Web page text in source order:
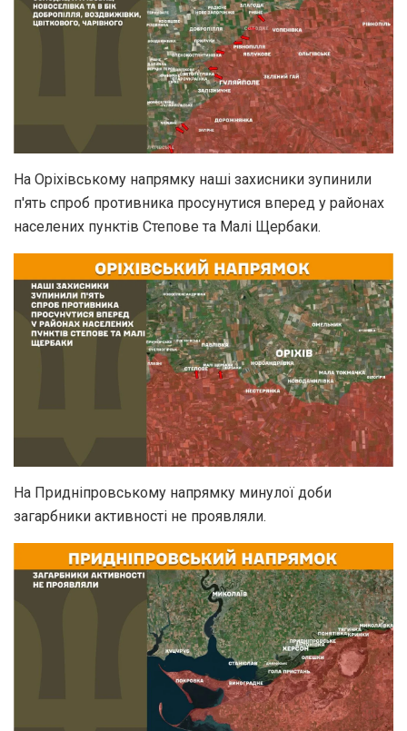
На Оріхівському напрямку наші захисники зупинили
п'ять спроб противника просунутися вперед у районах
населених пунктів Степове та Малі Щербаки.
На Придніпровському напрямку минулої доби
загарбники активності не проявляли.